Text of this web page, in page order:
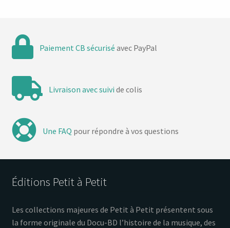
Paiement CB sécurisé avec PayPal
Livraison avec suivi de colis
Une FAQ pour répondre à vos questions
Éditions Petit à Petit
Les collections majeures de Petit à Petit présentent sous
la forme originale du Docu-BD l’histoire de la musique, des